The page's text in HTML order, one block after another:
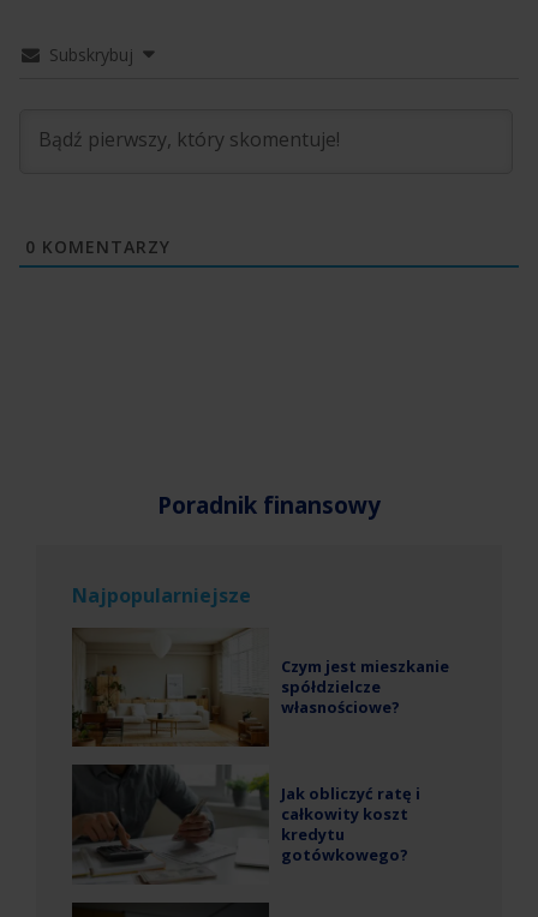
Subskrybuj
0 KOMENTARZY
Poradnik finansowy
Najpopularniejsze
Czym jest mieszkanie
spółdzielcze
własnościowe?
Jak obliczyć ratę i
całkowity koszt
kredytu
gotówkowego?